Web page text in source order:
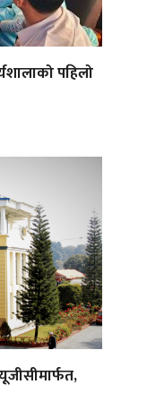
पहिलो